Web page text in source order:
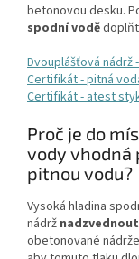
betonovou desku.
spodní vodě
Dvouplášťová nádrž
Certifikát - pitná
Certifikát - atest
Proč je do
vody vhodná
pitnou vodu?
Vysoká hladina
nádrž
obetonované